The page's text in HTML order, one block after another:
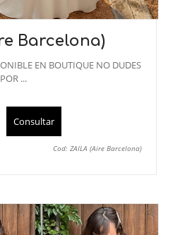
Barcelona)
EN BOUTIQUE NO DUDES
...
Consultar
Cod: ZAILA (Aire Barcelona)